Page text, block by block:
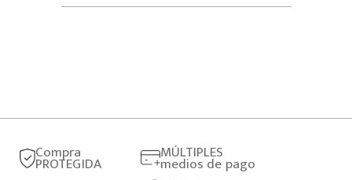
Compra
PROTEGIDA
MÚLTIPLES
medios de pago